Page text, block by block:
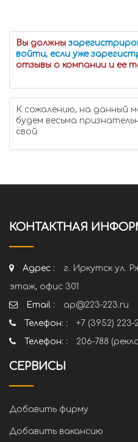
Вы должны
войти, если уже
отзывы о компании и ее
К сожалению, на данный
будем весьма
свой
КОНТАКТНАЯ
Адрес :
г. Иркутск ул.
этаж, офис 301
Email :
ap@223-223.ru
Телефон: :
+7 (3952)
Телефон: :
206-788
СЕРВИСЫ
Добавить фирму
Добавить вакансию